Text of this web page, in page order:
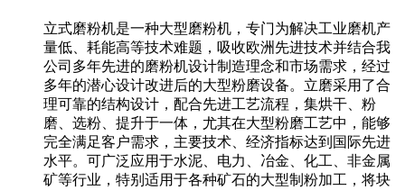
立式磨粉机是一种大型磨粉机，专门为解决工业磨机产
量低、耗能高等技术难题，吸收欧洲先进技术并结合我
公司多年先进的磨粉机设计制造理念和市场需求，经过
多年的潜心设计改进后的大型粉磨设备。立磨采用了合
理可靠的结构设计，配合先进工艺流程，集烘干、粉
磨、选粉、提升于一体，尤其在大型粉磨工艺中，能够
完全满足客户需求，主要技术、经济指标达到国际先进
水平。可广泛应用于水泥、电力、冶金、化工、非金属
矿等行业，特别适用于各种矿石的大型制粉加工，将块